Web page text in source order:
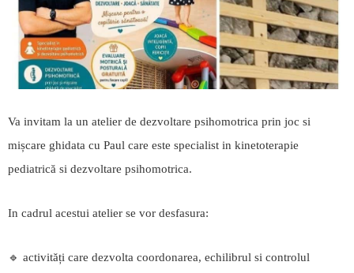
Va invitam la un atelier de dezvoltare psihomotrica prin joc si
mișcare ghidata cu Paul care este specialist in kinetoterapie
pediatrică si dezvoltare psihomotrica.
In cadrul acestui atelier se vor desfasura:
🔹️ activități care dezvolta coordonarea, echilibrul si controlul